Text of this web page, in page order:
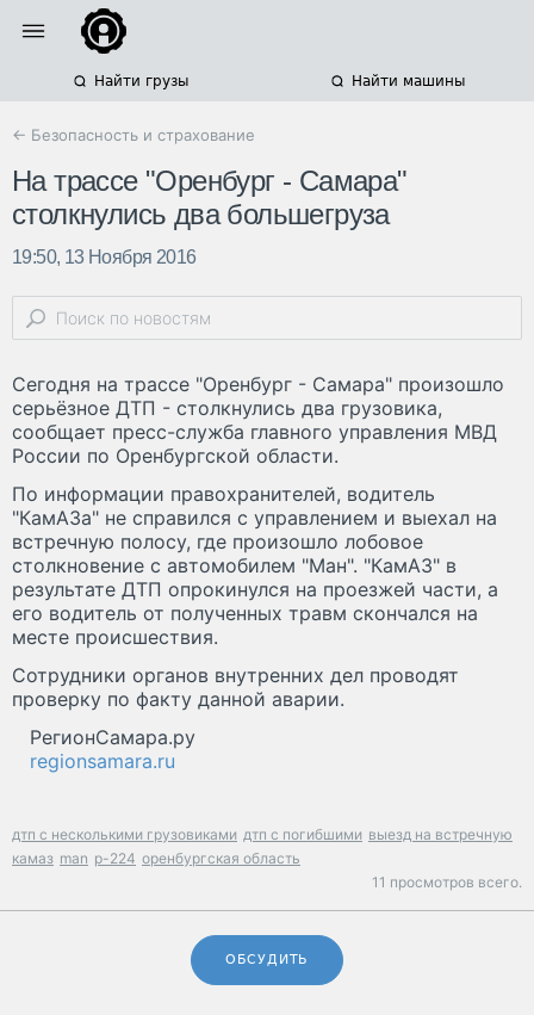
Найти грузы Найти машины
← Безопасность и страхование
На трассе "Оренбург - Самара"
столкнулись два большегруза
19:50, 13 Ноября 2016
Сегодня на трассе "Оренбург - Самара" произошло
серьёзное ДТП - столкнулись два грузовика,
сообщает пресс-служба главного управления МВД
России по Оренбургской области.
По информации правохранителей, водитель
"КамАЗа" не справился с управлением и выехал на
встречную полосу, где произошло лобовое
столкновение с автомобилем "Ман". "КамАЗ" в
результате ДТП опрокинулся на проезжей части, а
его водитель от полученных травм скончался на
месте происшествия.
Сотрудники органов внутренних дел проводят
проверку по факту данной аварии.
РегионСамара.ру
regionsamara.ru
дтп с несколькими грузовиками дтп с погибшими выезд на встречную
камаз man р-224 оренбургская область
11 просмотров всего.
ОБСУДИТЬ